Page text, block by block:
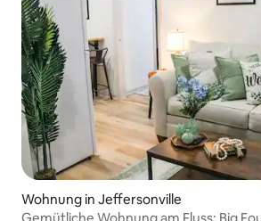
Wohnung in Jeffersonville